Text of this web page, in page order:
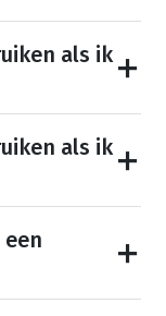
als ik
als ik